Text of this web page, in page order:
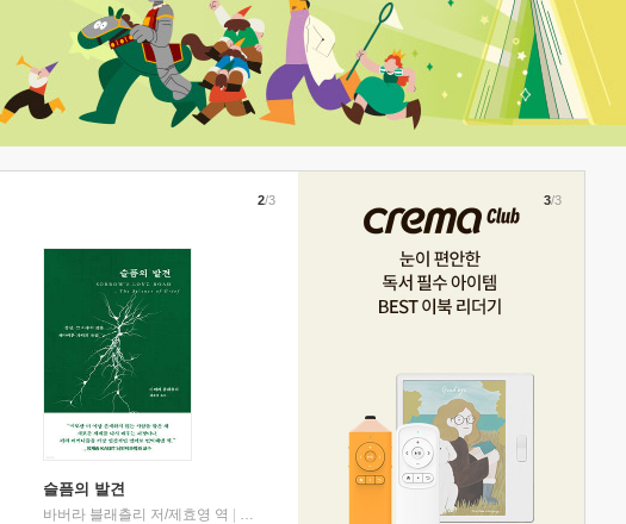
슬픔의 발견
바버라 블래츨리 저/제효영 역
디플롯
2/3 3/3